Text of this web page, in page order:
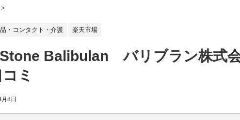
>
・コンタクト・介護 楽天市場
Balibulan バリブラン株式
ミ
8日